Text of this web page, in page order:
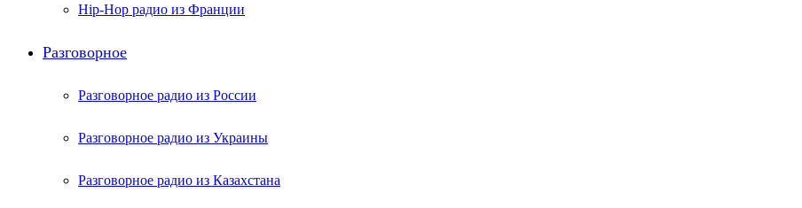
Hip-Hop радио из Франции
Разговорное
Разговорное радио из России
Разговорное радио из Украины
Разговорное радио из Казахстана